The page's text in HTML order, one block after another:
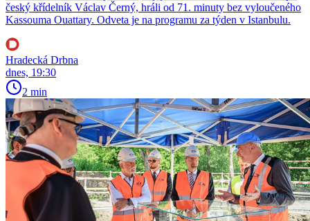
český křídelník Václav Černý, hráli od 71. minuty bez vyloučeného
Kassouma Ouattary. Odveta je na programu za týden v Istanbulu.
Hradecká Drbna
dnes, 19:30
2 min